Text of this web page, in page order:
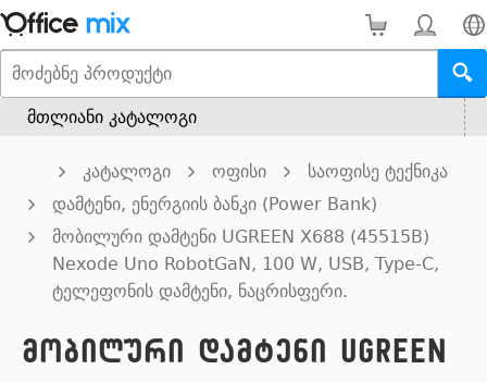
მთლიანი კატალოგი
კატალოგი ოფისი
საოფისე ტექნიკა
დამტენი, ენერგიის ბანკი (Power Bank)
მობილური დამტენი UGREEN X688 (45515B)
Nexode Uno RobotGaN, 100 W, USB, Type-C,
ტელეფონის დამტენი, ნაცრისფერი.
მობილური დამტენი UGREEN